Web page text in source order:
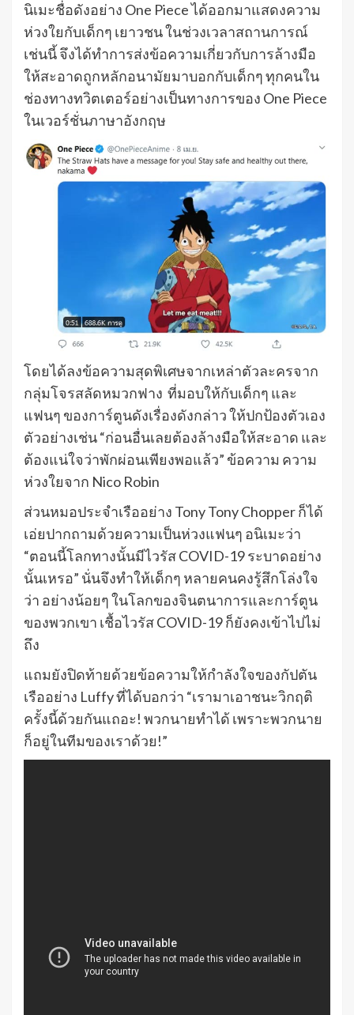
นิเมะชื่อดังอย่าง One Piece ได้ออกมาแสดงความ
ห่วงใยกับเด็กๆ เยาวชน ในช่วงเวลาสถานการณ์
เช่นนี้ จึงได้ทำการส่งข้อความเกี่ยวกับการล้างมือ
ให้สะอาดถูกหลักอนามัยมาบอกกับเด็กๆ ทุกคนใน
ช่องทางทวิตเตอร์อย่างเป็นทางการของ One Piece
ในเวอร์ชั่นภาษาอังกฤษ
โดยได้ลงข้อความสุดพิเศษจากเหล่าตัวละครจาก
กลุ่มโจรสลัดหมวกฟาง ที่มอบให้กับเด็กๆ และ
แฟนๆ ของการ์ตูนดังเรื่องดังกล่าว ให้ปกป้องตัวเอง
ตัวอย่างเช่น “ก่อนอื่นเลยต้องล้างมือให้สะอาด และ
ต้องแน่ใจว่าพักผ่อนเพียงพอแล้ว” ข้อความ ความ
ห่วงใยจาก Nico Robin
ส่วนหมอประจำเรืออย่าง Tony Tony Chopper ก็ได้
เอ่ยปากถามด้วยความเป็นห่วงแฟนๆ อนิเมะว่า
“ตอนนี้โลกทางนั้นมีไวรัส COVID-19 ระบาดอย่าง
นั้นเหรอ” นั่นจึงทำให้เด็กๆ หลายคนคงรู้สึกโล่งใจ
ว่า อย่างน้อยๆ ในโลกของจินตนาการและการ์ตูน
ของพวกเขา เชื้อไวรัส COVID-19 ก็ยังคงเข้าไปไม่
ถึง
แถมยังปิดท้ายด้วยข้อความให้กำลังใจของกัปตัน
เรืออย่าง Luffy ที่ได้บอกว่า “เรามาเอาชนะวิกฤติ
ครั้งนี้ด้วยกันแถอะ! พวกนายทำได้ เพราะพวกนาย
ก็อยู่ในทีมของเราด้วย!”